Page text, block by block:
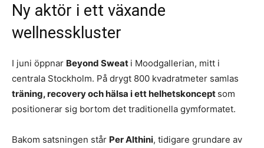
Ny aktör i ett växande
wellnesskluster
I juni öppnar Beyond Sweat i Moodgallerian, mitt i
centrala Stockholm. På drygt 800 kvadratmeter samlas
träning, recovery och hälsa i ett helhetskoncept som
positionerar sig bortom det traditionella gymformatet.
Bakom satsningen står Per Althini, tidigare grundare av